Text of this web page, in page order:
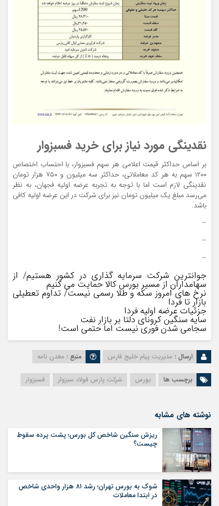
نقدینگی مورد نیاز برای خرید فسبزوار
بر اساس حداکثر قیمت اعلامی هر سهم فسبزوار، با احتساب اختصاص
۱۲۰۰ سهم به هر کد معاملاتی، حداکثر سه میلیون و ۷۵۰ هزار تومان
نقدینگی لازم است اما با توجه به تجربه عرضه اولیه فجهان، به نظر
می‌رسد مبلغ یک میلیون تومان نیز برای شرکت در این عرضه اولیه کافی
باشد.
–
–
–
جوانترین شرکت سرمایه گذاری در کشور هستیم/ از
سهامداران از مسیر بورس کالا حمایت می کنیم
نرخ های امروز سکه و طلا رسمی نیست/ تداوم تعطیلی
بازار تا فردا
جزئیات عرضه اولیه فردا
سایه سنگین کرونای دلتا بر بازار نفت
سجامی شدن فوری نیست اما حتمی است!
ارسال : مدیریت پیام خلیج فارس منبع : معدن نامه
برچسب ها بورس شرکت پارس فولاد سبزوار فسبزوار
نوشته های مشابه
ریزش سنگین شاخص کل بورس؛ پشت پرده سقوط
چیست؟
شوک به بورس تهران؛ رشد ۸۱ هزار واحدی شاخص
در ابتدا معاملات